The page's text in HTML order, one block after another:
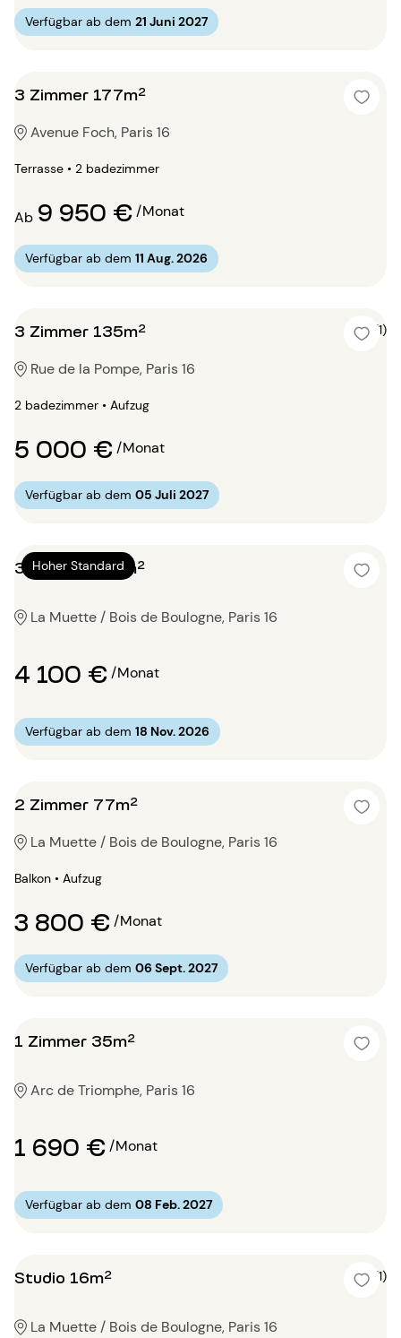
Verfügbar ab dem 21 Juni 2027
3 Zimmer 177m²
Avenue Foch, Paris 16
Terrasse • 2 badezimmer
Ab 9 950 €/Monat
Verfügbar ab dem 11 Aug. 2026
3 Zimmer 135m² 5 (1)
Rue de la Pompe, Paris 16
2 badezimmer • Aufzug
5 000 €/Monat
Verfügbar ab dem 05 Juli 2027
Hoher Standard
3 Zimmer 110m²
La Muette / Bois de Boulogne, Paris 16
4 100 €/Monat
Verfügbar ab dem 18 Nov. 2026
2 Zimmer 77m²
La Muette / Bois de Boulogne, Paris 16
Balkon • Aufzug
3 800 €/Monat
Verfügbar ab dem 06 Sept. 2027
1 Zimmer 35m²
Arc de Triomphe, Paris 16
1 690 €/Monat
Verfügbar ab dem 08 Feb. 2027
Studio 16m² 5 (1)
La Muette / Bois de Boulogne, Paris 16